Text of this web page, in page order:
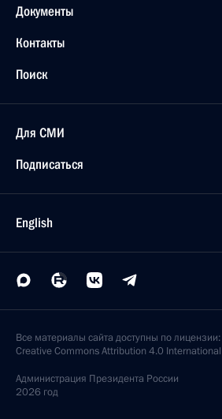
Документы
Контакты
Поиск
Для СМИ
Подписаться
English
Все материалы сайта доступны по лицензии:
Creative Commons Attribution 4.0 International
Администрация Президента России
2026 год